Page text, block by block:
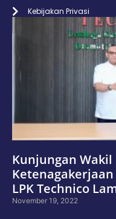
Kebijakan Privasi
Kunjungan
LPK Technico
November 19, 2022